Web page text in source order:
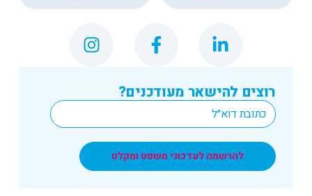
רוצים להישאר מעודכנים?
Email
*
להרשמה לעדכוני משפט ומקלט